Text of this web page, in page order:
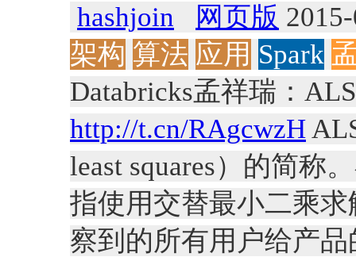
hashjoin 网页版
架构 算法 应用 Spark
Databricks孟祥瑞：
http://t.cn/RAgcwzH
least squares）的简称
指使用交替最小二乘
察到的所有用户给产